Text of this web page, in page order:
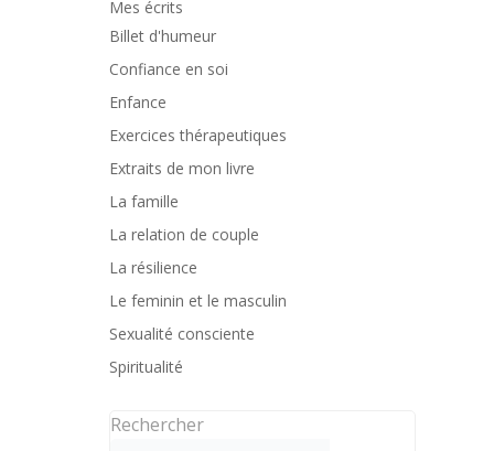
Mes écrits
Billet d'humeur
Confiance en soi
Enfance
Exercices thérapeutiques
Extraits de mon livre
La famille
La relation de couple
La résilience
Le feminin et le masculin
Sexualité consciente
Spiritualité
Rechercher